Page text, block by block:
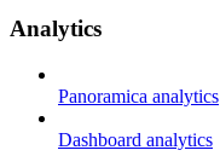
Analytics
Panoramica analytics
Dashboard analytics